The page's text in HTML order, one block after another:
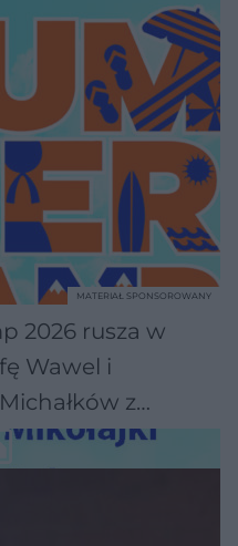
2026 rusza w
Wawel i
z
MATERIAŁ SPONSOROWANY